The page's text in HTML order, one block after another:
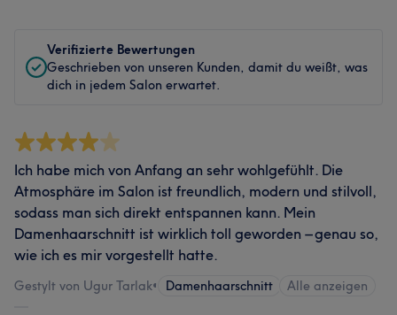
Verifizierte Bewertungen
Geschrieben von unseren Kunden, damit du weißt, was
dich in jedem Salon erwartet.
Ich habe mich von Anfang an sehr wohlgefühlt. Die
Atmosphäre im Salon ist freundlich, modern und stilvoll,
sodass man sich direkt entspannen kann. Mein
Damenhaarschnitt ist wirklich toll geworden – genau so,
wie ich es mir vorgestellt hatte.
Gestylt von Ugur Tarlak• Damenhaarschnitt Alle anzeigen